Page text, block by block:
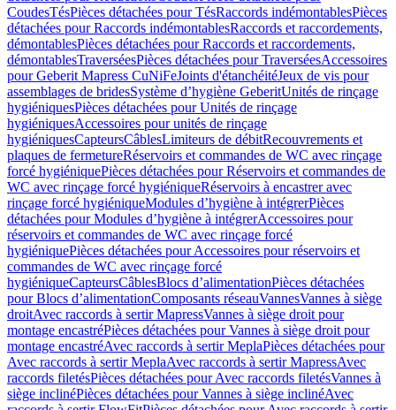
CoudesTésPièces détachées pour TésRaccords indémontablesPièces
détachées pour Raccords indémontablesRaccords et raccordements,
démontablesPièces détachées pour Raccords et raccordements,
démontablesTraverséesPièces détachées pour TraverséesAccessoires
pour Geberit Mapress CuNiFeJoints d'étanchéitéJeux de vis pour
assemblages de bridesSystème d’hygiène GeberitUnités de rinçage
hygiéniquesPièces détachées pour Unités de rinçage
hygiéniquesAccessoires pour unités de rinçage
hygiéniquesCapteursCâblesLimiteurs de débitRecouvrements et
plaques de fermetureRéservoirs et commandes de WC avec rinçage
forcé hygiéniquePièces détachées pour Réservoirs et commandes de
WC avec rinçage forcé hygiéniqueRéservoirs à encastrer avec
rinçage forcé hygiéniqueModules d’hygiène à intégrerPièces
détachées pour Modules d’hygiène à intégrerAccessoires pour
réservoirs et commandes de WC avec rinçage forcé
hygiéniquePièces détachées pour Accessoires pour réservoirs et
commandes de WC avec rinçage forcé
hygiéniqueCapteursCâblesBlocs d’alimentationPièces détachées
pour Blocs d’alimentationComposants réseauVannesVannes à siège
droitAvec raccords à sertir MapressVannes à siège droit pour
montage encastréPièces détachées pour Vannes à siège droit pour
montage encastréAvec raccords à sertir MeplaPièces détachées pour
Avec raccords à sertir MeplaAvec raccords à sertir MapressAvec
raccords filetésPièces détachées pour Avec raccords filetésVannes à
siège inclinéPièces détachées pour Vannes à siège inclinéAvec